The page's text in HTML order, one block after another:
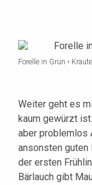
Forelle in Grün •
Weiter geht es
kaum gewürzt
aber problemlos
ansonsten
der ersten
Bärlauch gibt